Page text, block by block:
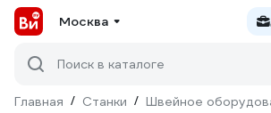
Москва
Поиск в каталоге
Главная / Станки / Швейное